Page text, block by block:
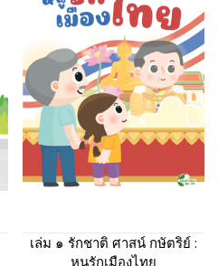
เล่ม ๑ รักชาติ ศาสน์ กษัตริย์ :
หนูรักเมืองไทย